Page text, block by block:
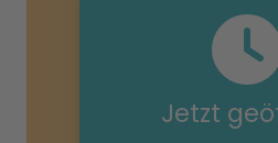
Jetzt